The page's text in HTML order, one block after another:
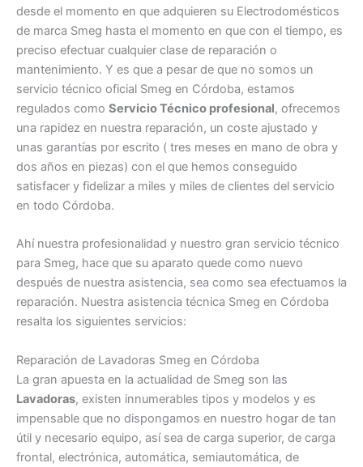
desde el momento en que adquieren su Electrodomésticos
de marca Smeg hasta el momento en que con el tiempo, es
preciso efectuar cualquier clase de reparación o
mantenimiento. Y es que a pesar de que no somos un
servicio técnico oficial Smeg en Córdoba, estamos
regulados como Servicio Técnico profesional, ofrecemos
una rapidez en nuestra reparación, un coste ajustado y
unas garantías por escrito ( tres meses en mano de obra y
dos años en piezas) con el que hemos conseguido
satisfacer y fidelizar a miles y miles de clientes del servicio
en todo Córdoba.
Ahí nuestra profesionalidad y nuestro gran servicio técnico
para Smeg, hace que su aparato quede como nuevo
después de nuestra asistencia, sea como sea efectuamos la
reparación. Nuestra asistencia técnica Smeg en Córdoba
resalta los siguientes servicios:
Reparación de Lavadoras Smeg en Córdoba
La gran apuesta en la actualidad de Smeg son las
Lavadoras, existen innumerables tipos y modelos y es
impensable que no dispongamos en nuestro hogar de tan
útil y necesario equipo, así sea de carga superior, de carga
frontal, electrónica, automática, semiautomática, de